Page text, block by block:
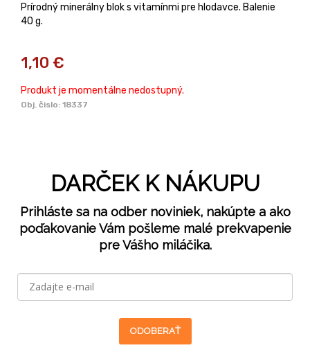
Prírodný minerálny blok s vitamínmi pre hlodavce. Balenie
40 g.
1,10 €
Produkt je momentálne nedostupný.
Obj. čislo: 18337
DARČEK K NÁKUPU
Prihláste sa na odber noviniek, nakúpte a ako
poďakovanie Vám pošleme malé prekvapenie
pre Vášho miláčika.
ODOBERAŤ